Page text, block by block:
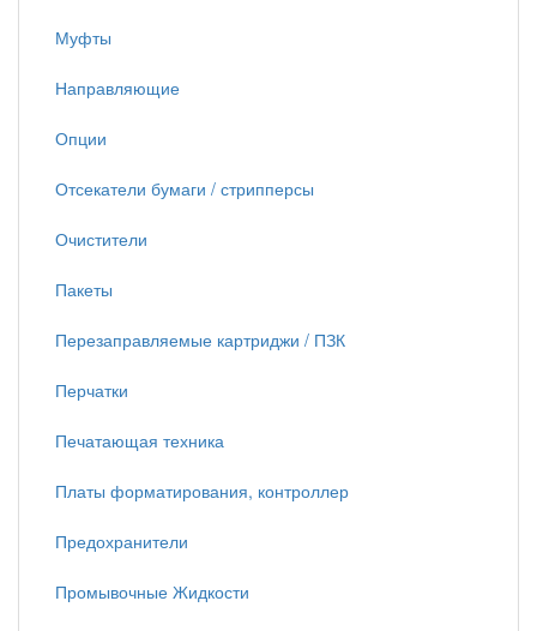
Муфты
Направляющие
Опции
Отсекатели бумаги / стрипперсы
Очистители
Пакеты
Перезаправляемые картриджи / ПЗК
Перчатки
Печатающая техника
Платы форматирования, контроллер
Предохранители
Промывочные Жидкости